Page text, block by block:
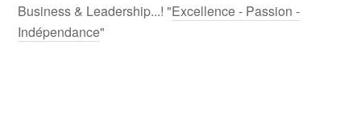
Business & Leadership...! "Excellence - Passion -
Indépendance"